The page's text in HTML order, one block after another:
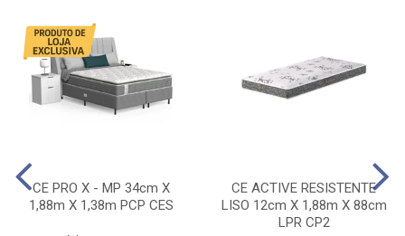
CE PRO X - MP 34cm X
1,88m X 1,38m PCP CES
CE ACTIVE RESISTENTE
LISO 12cm X 1,88m X 88cm
LPR CP2